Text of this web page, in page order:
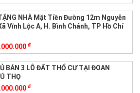
NHÀ Mặt Tiền Đường 12m Nguyễn
Vĩnh Lộc A, H. Bình Chánh, TP Hồ Chí
đ
BÁN 3 LÔ ĐẤT THỔ CƯ TẠI ĐOAN
THỌ
đ